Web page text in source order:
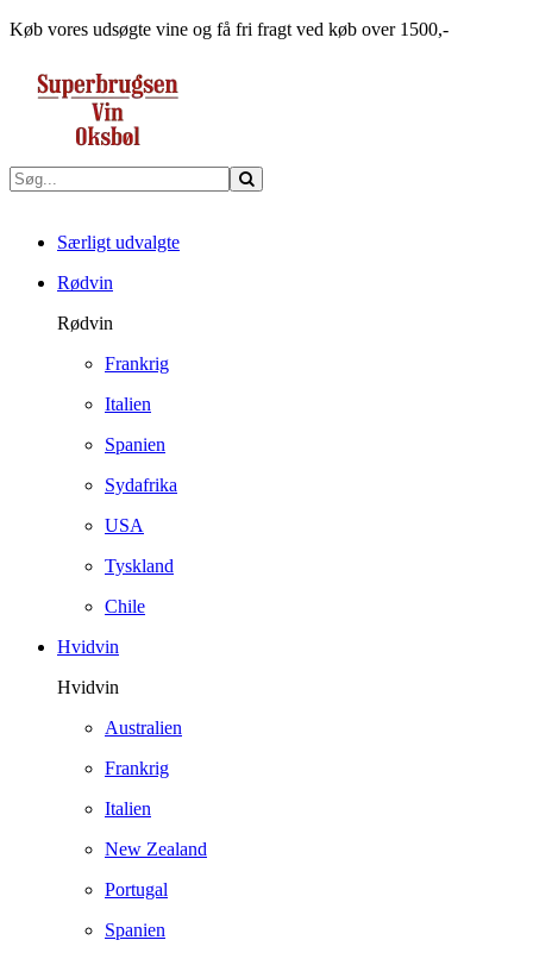
Køb vores udsøgte vine og få fri fragt ved køb over 1500,-
Særligt udvalgte
Rødvin
Rødvin
Frankrig
Italien
Spanien
Sydafrika
USA
Tyskland
Chile
Hvidvin
Hvidvin
Australien
Frankrig
Italien
New Zealand
Portugal
Spanien